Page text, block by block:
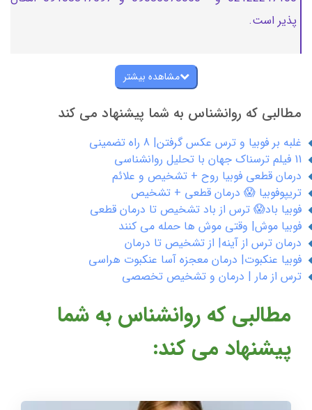
پذیر است.
مشاهده بیشتر
مطالبی که روانشناس به شما پیشنهاد می کند
غلبه بر فوبیا و ترس عکس گرفتن| 8 راه تضمینی
11 فیلم ترسناک جهان با تحلیل روانشناسی
درمان قطعی فوبیا روح + تشخیص و علائم
تریپوفوبیا 😱 درمان قطعی + تشخیص
فوبیا باد😱 ترس از باد تشخیص تا درمان قطعی
فوبیا موش| وقتی موش ها حمله می کنند
درمان ترس از آینه| از تشخیص تا درمان
فوبیا عنکبوت| درمان معجزه آسا عنکبوت هراسی
ترس از مار | درمان و تشخیص تخصصی
مطالبی که روانشناس به شما
پیشنهاد می کند: